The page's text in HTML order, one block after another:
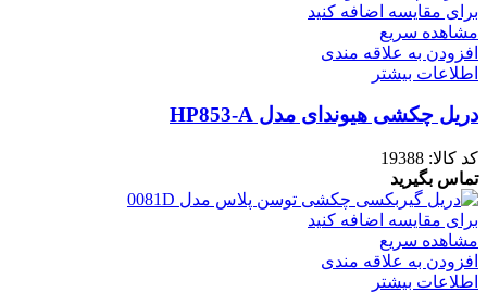
برای مقایسه اضافه کنید
مشاهده سریع
افزودن به علاقه مندی
اطلاعات بیشتر
دریل چکشی هیوندای مدل HP853-A
کد کالا: 19388
تماس بگیرید
برای مقایسه اضافه کنید
مشاهده سریع
افزودن به علاقه مندی
اطلاعات بیشتر